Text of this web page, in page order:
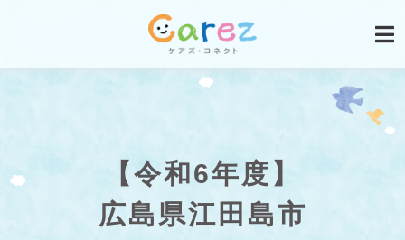
【令和6年度】
広島県江田島市